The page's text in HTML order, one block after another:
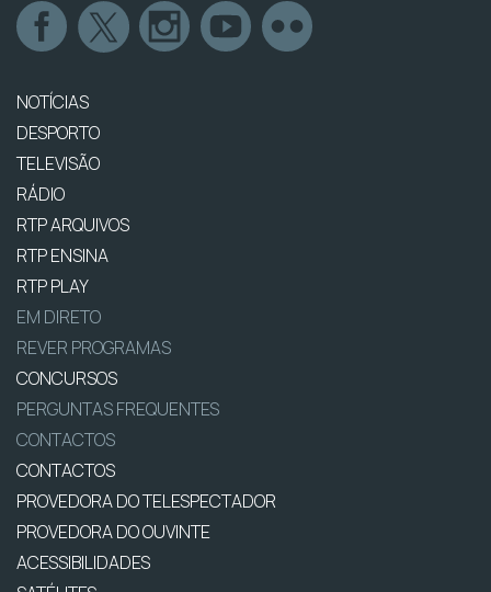
NOTÍCIAS
DESPORTO
TELEVISÃO
RÁDIO
RTP ARQUIVOS
RTP ENSINA
RTP PLAY
EM DIRETO
REVER PROGRAMAS
CONCURSOS
PERGUNTAS FREQUENTES
CONTACTOS
CONTACTOS
PROVEDORA DO TELESPECTADOR
PROVEDORA DO OUVINTE
ACESSIBILIDADES